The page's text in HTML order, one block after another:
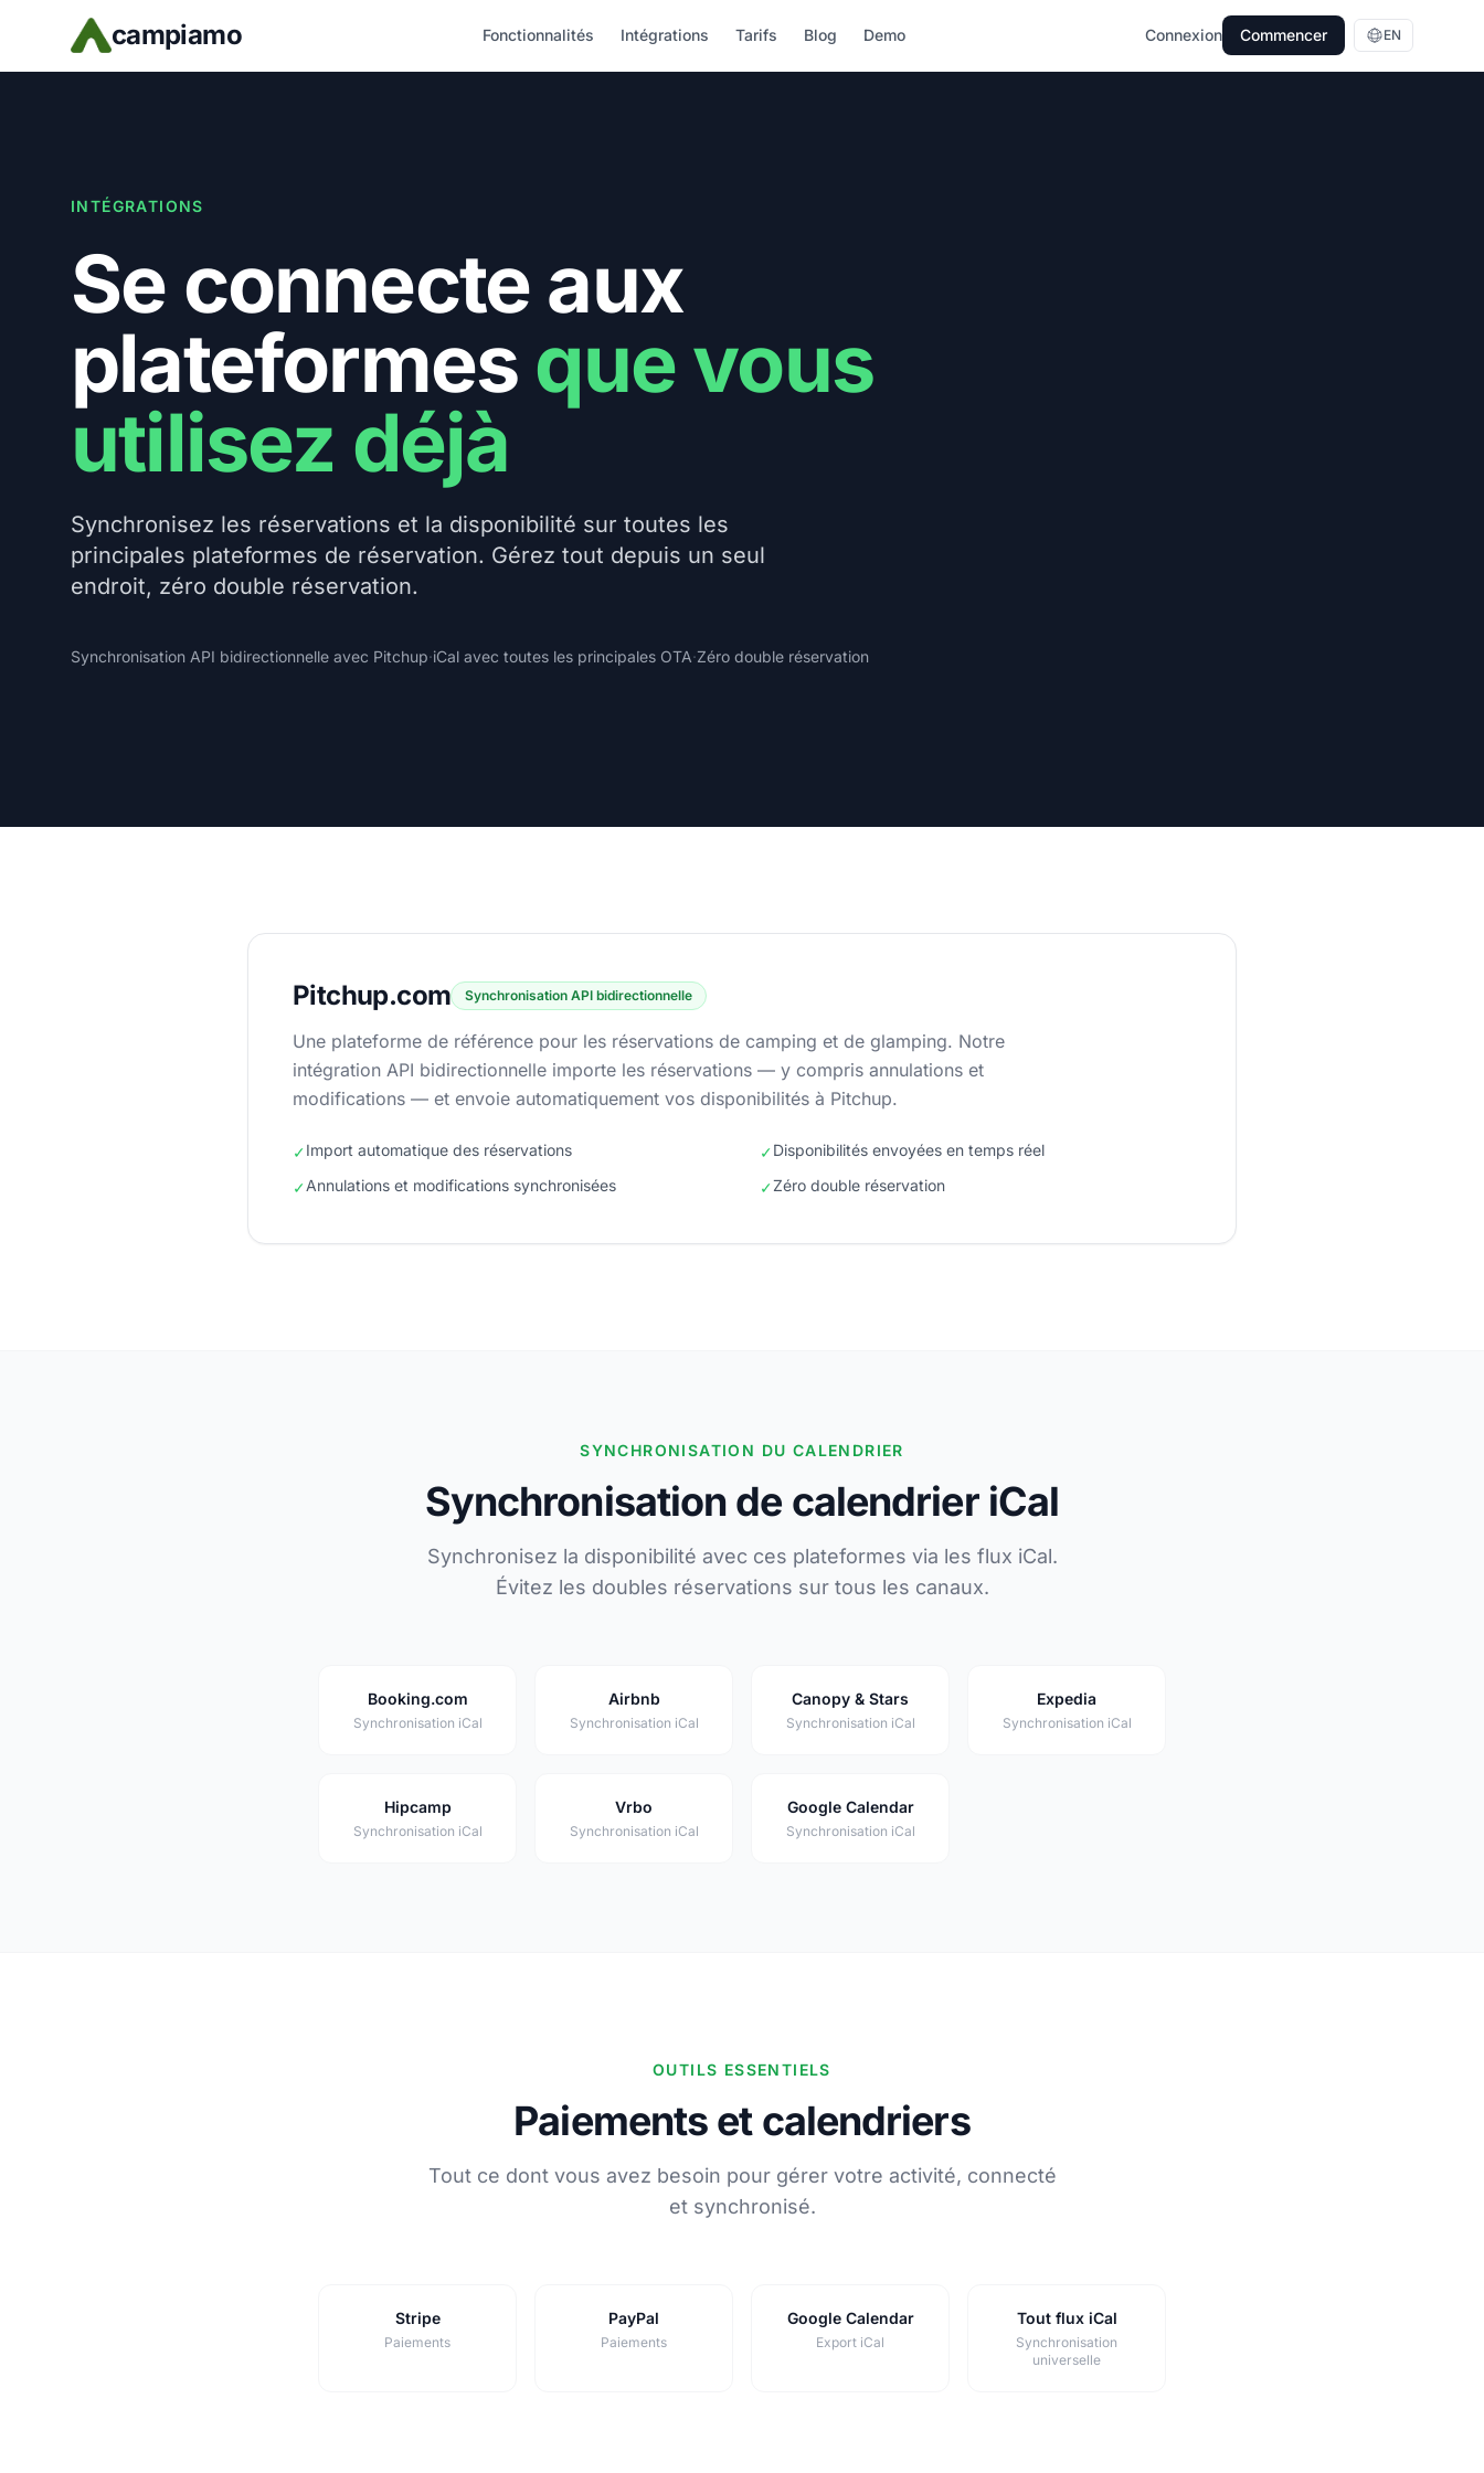
Skip to main content
campiamo Fonctionnalités Intégrations Tarifs Blog Demo Connexion Commencer EN
INTÉGRATIONS
Se connecte aux
plateformesque vous
utilisez déjà
Synchronisez les réservations et la disponibilité sur toutes les
principales plateformes de réservation. Gérez tout depuis un seul
endroit, zéro double réservation.
Synchronisation API bidirectionnelle avec Pitchup·iCal avec toutes les principales OTA·Zéro double réservation
Pitchup.com Synchronisation API bidirectionnelle
Une plateforme de référence pour les réservations de camping et de glamping. Notre
intégration API bidirectionnelle importe les réservations — y compris annulations et
modifications — et envoie automatiquement vos disponibilités à Pitchup.
✓Import automatique des réservations ✓Disponibilités envoyées en temps réel
✓Annulations et modifications synchronisées ✓Zéro double réservation
SYNCHRONISATION DU CALENDRIER
Synchronisation de calendrier iCal
Synchronisez la disponibilité avec ces plateformes via les flux iCal.
Évitez les doubles réservations sur tous les canaux.
Booking.com
Synchronisation iCal
Airbnb
Synchronisation iCal
Canopy & Stars
Synchronisation iCal
Expedia
Synchronisation iCal
Hipcamp
Synchronisation iCal
Vrbo
Synchronisation iCal
Google Calendar
Synchronisation iCal
OUTILS ESSENTIELS
Paiements et calendriers
Tout ce dont vous avez besoin pour gérer votre activité, connecté
et synchronisé.
Stripe
Paiements
PayPal
Paiements
Google Calendar
Export iCal
Tout flux iCal
Synchronisation
universelle